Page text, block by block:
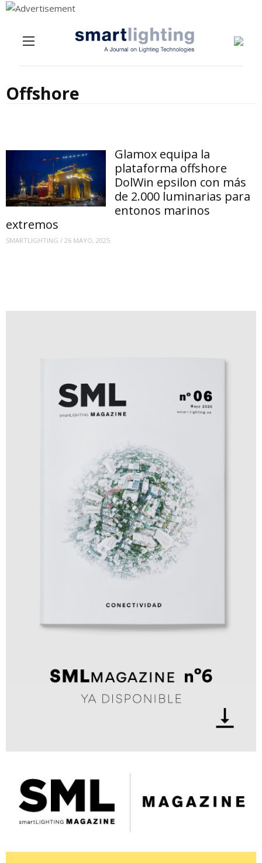
Offshore
Glamox equipa la
plataforma offshore
DolWin epsilon con más
de 2.000 luminarias para
entonos marinos
extremos
SMARTLIGHTING / 26 MAYO, 2025